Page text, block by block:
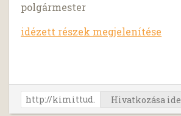
polgármester
idézett részek megjelenítése
Hivatkozása ide